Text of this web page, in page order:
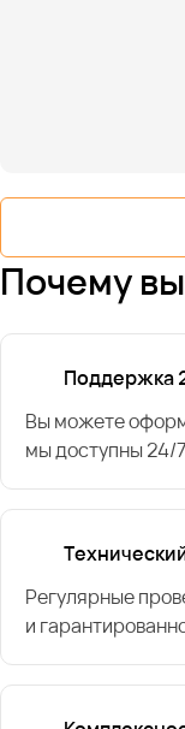
Почему
Поддержка
Вы можете
мы доступны 24/7
Регулярные
и